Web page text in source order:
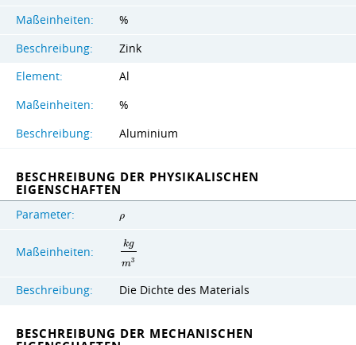
Maßeinheiten:
%
Beschreibung:
Zink
Element:
Al
Maßeinheiten:
%
Beschreibung:
Aluminium
BESCHREIBUNG DER PHYSIKALISCHEN
EIGENSCHAFTEN
Parameter: ρ
Maßeinheiten:
kg
m3
Beschreibung: Die Dichte des Materials
BESCHREIBUNG DER MECHANISCHEN